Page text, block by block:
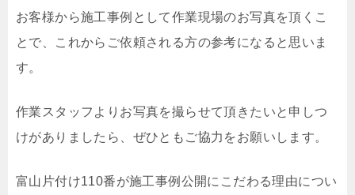
お客様から施工事例として作業現場のお写真を頂くこ
とで、これからご依頼される方の参考になると思いま
す。
作業スタッフよりお写真を撮らせて頂きたいと申しつ
けがありましたら、ぜひともご協力をお願いします。
富山片付け110番が施工事例公開にこだわる理由につい